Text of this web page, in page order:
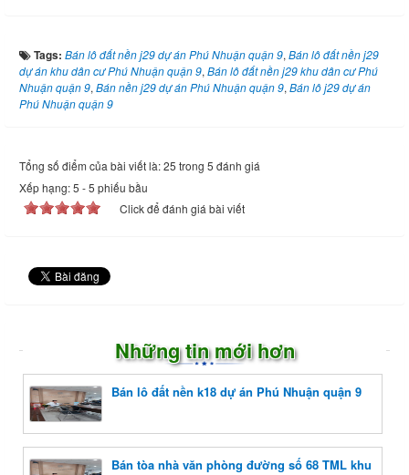
Tags: Bán lô đất nền j29 dự án Phú Nhuận quận 9,Bán lô đất nền j29
dự án khu dân cư Phú Nhuận quận 9,Bán lô đất nền j29 khu dân cư Phú
Nhuận quận 9,Bán nền j29 dự án Phú Nhuận quận 9,Bán lô j29 dự án
Phú Nhuận quận 9
Tổng số điểm của bài viết là: 25 trong 5 đánh giá
Xếp hạng:5 -5 phiếu bầu
Click để đánh giá bài viết
Những tin mới hơn
Bán lô đất nền k18 dự án Phú Nhuận quận 9
Bán tòa nhà văn phòng đường số 68 TML khu